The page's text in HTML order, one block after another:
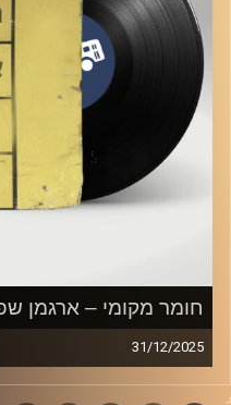
חומר מקומי – ארגמן
31/12/2025
שעה של מוזיקה ישראלית